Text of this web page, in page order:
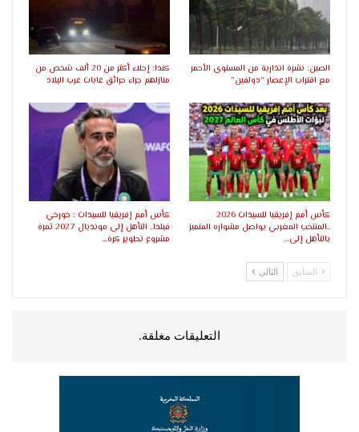
الصين: نشرة انذارية من المستوى الأحمر
مع اقتراب الإعصار “دولفين”
كندا: إجلاء أكثر من 20 ألف شخص من
منازلهم جراء حرائق غابات غرب البلاد
كأس أمم إفريقيا للسيدات 2026
..المنتخب المغربي يواصل مشواره المتميز
بالتأهل إلى…
كأس أمم إفريقيا للسيدات : خورخي
فيلدا.. التأهل إلى مونديال 2027 ثمرة
مشروع تطوير كرة…
السابق التالي
التعليقات مغلقة.